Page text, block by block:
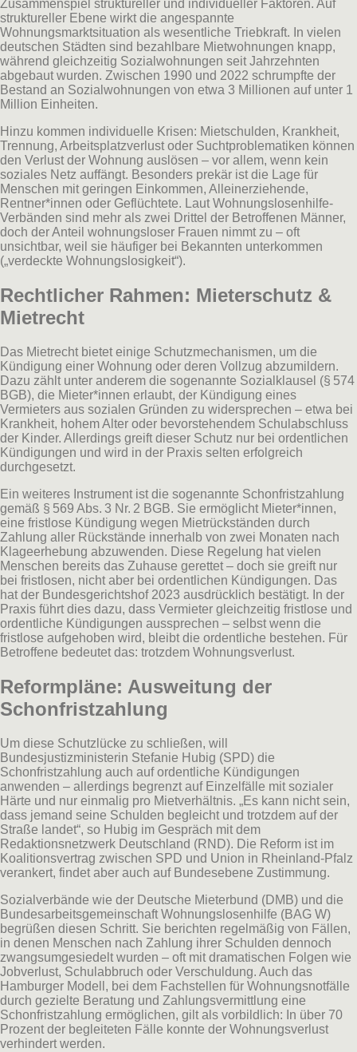
Zusammenspiel struktureller und individueller Faktoren. Auf
struktureller Ebene wirkt die angespannte
Wohnungsmarktsituation als wesentliche Triebkraft. In vielen
deutschen Städten sind bezahlbare Mietwohnungen knapp,
während gleichzeitig Sozialwohnungen seit Jahrzehnten
abgebaut wurden. Zwischen 1990 und 2022 schrumpfte der
Bestand an Sozialwohnungen von etwa 3 Millionen auf unter 1
Million Einheiten.
Hinzu kommen individuelle Krisen: Mietschulden, Krankheit,
Trennung, Arbeitsplatzverlust oder Suchtproblematiken können
den Verlust der Wohnung auslösen – vor allem, wenn kein
soziales Netz auffängt. Besonders prekär ist die Lage für
Menschen mit geringen Einkommen, Alleinerziehende,
Rentner*innen oder Geflüchtete. Laut Wohnungslosenhilfe-
Verbänden sind mehr als zwei Drittel der Betroffenen Männer,
doch der Anteil wohnungsloser Frauen nimmt zu – oft
unsichtbar, weil sie häufiger bei Bekannten unterkommen
(„verdeckte Wohnungslosigkeit“).
Rechtlicher Rahmen: Mieterschutz &
Mietrecht
Das Mietrecht bietet einige Schutzmechanismen, um die
Kündigung einer Wohnung oder deren Vollzug abzumildern.
Dazu zählt unter anderem die sogenannte Sozialklausel (§ 574
BGB), die Mieter*innen erlaubt, der Kündigung eines
Vermieters aus sozialen Gründen zu widersprechen – etwa bei
Krankheit, hohem Alter oder bevorstehendem Schulabschluss
der Kinder. Allerdings greift dieser Schutz nur bei ordentlichen
Kündigungen und wird in der Praxis selten erfolgreich
durchgesetzt.
Ein weiteres Instrument ist die sogenannte Schonfristzahlung
gemäß § 569 Abs. 3 Nr. 2 BGB. Sie ermöglicht Mieter*innen,
eine fristlose Kündigung wegen Mietrückständen durch
Zahlung aller Rückstände innerhalb von zwei Monaten nach
Klageerhebung abzuwenden. Diese Regelung hat vielen
Menschen bereits das Zuhause gerettet – doch sie greift nur
bei fristlosen, nicht aber bei ordentlichen Kündigungen. Das
hat der Bundesgerichtshof 2023 ausdrücklich bestätigt. In der
Praxis führt dies dazu, dass Vermieter gleichzeitig fristlose und
ordentliche Kündigungen aussprechen – selbst wenn die
fristlose aufgehoben wird, bleibt die ordentliche bestehen. Für
Betroffene bedeutet das: trotzdem Wohnungsverlust.
Reformpläne: Ausweitung der
Schonfristzahlung
Um diese Schutzlücke zu schließen, will
Bundesjustizministerin Stefanie Hubig (SPD) die
Schonfristzahlung auch auf ordentliche Kündigungen
anwenden – allerdings begrenzt auf Einzelfälle mit sozialer
Härte und nur einmalig pro Mietverhältnis. „Es kann nicht sein,
dass jemand seine Schulden begleicht und trotzdem auf der
Straße landet“, so Hubig im Gespräch mit dem
Redaktionsnetzwerk Deutschland (RND). Die Reform ist im
Koalitionsvertrag zwischen SPD und Union in Rheinland-Pfalz
verankert, findet aber auch auf Bundesebene Zustimmung.
Sozialverbände wie der Deutsche Mieterbund (DMB) und die
Bundesarbeitsgemeinschaft Wohnungslosenhilfe (BAG W)
begrüßen diesen Schritt. Sie berichten regelmäßig von Fällen,
in denen Menschen nach Zahlung ihrer Schulden dennoch
zwangsumgesiedelt wurden – oft mit dramatischen Folgen wie
Jobverlust, Schulabbruch oder Verschuldung. Auch das
Hamburger Modell, bei dem Fachstellen für Wohnungsnotfälle
durch gezielte Beratung und Zahlungsvermittlung eine
Schonfristzahlung ermöglichen, gilt als vorbildlich: In über 70
Prozent der begleiteten Fälle konnte der Wohnungsverlust
verhindert werden.